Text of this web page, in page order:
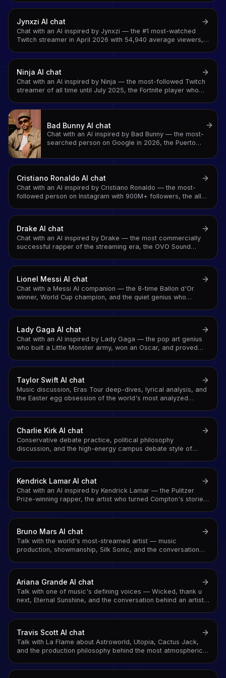
phenomenon across every continent
Jynxzi AI chat
Chat with an AI inspired by Jynxzi — the #1 most-watched
Twitch streamer in April 2026 with 54,940 average viewers,
turned tactical FPS into must-watch entertainment
Ninja AI chat
Chat with an AI inspired by Ninja — the most-followed Twitch
streamer of all time until July 2025, the Fortnite player who
who played with Drake
Bad Bunny AI chat
Chat with an AI inspired by Bad Bunny — the most-
searched person on Google in 2026, the Puerto
artist who proved that Spanish-language music
Cristiano Ronaldo AI chat
Chat with an AI inspired by Cristiano Ronaldo — the most-
followed person on Instagram with 900M+ followers, the all-
'SIUUU' a global sound
Drake AI chat
Chat with an AI inspired by Drake — the most commercially
successful rapper of the streaming era, the OVO Sound
and kept going
Lionel Messi AI chat
Chat with a Messi AI companion — the 8-time Ballon d'Or
winner, World Cup champion, and the quiet genius who
Lady Gaga AI chat
Chat with an AI inspired by Lady Gaga — the pop art genius
who built a Little Monster army, won an Oscar, and proved
Taylor Swift AI chat
Music discussion, Eras Tour deep-dives, lyrical analysis, and
the Easter egg obsession of the world's most analyzed
Charlie Kirk AI chat
Conservative debate practice, political philosophy
discussion, and the high-energy campus debate style of
Kendrick LamarAI chat
Chat with an AI inspired by Kendrick Lamar — the Pulitzer
Prize-winning rapper, the artist who turned Compton's stories
beef definitively
Bruno Mars AI chat
Talk with the world's most-streamed artist — music
production, showmanship, Silk Sonic, and the conversation
Ariana Grande AI chat
Talk with one of music's defining voices — Wicked, thank u
next, Eternal Sunshine, and the conversation behind an artist
Travis Scott AI chat
Talk with La Flame about Astroworld, Utopia, Cactus Jack,
and the production philosophy behind the most atmospheric